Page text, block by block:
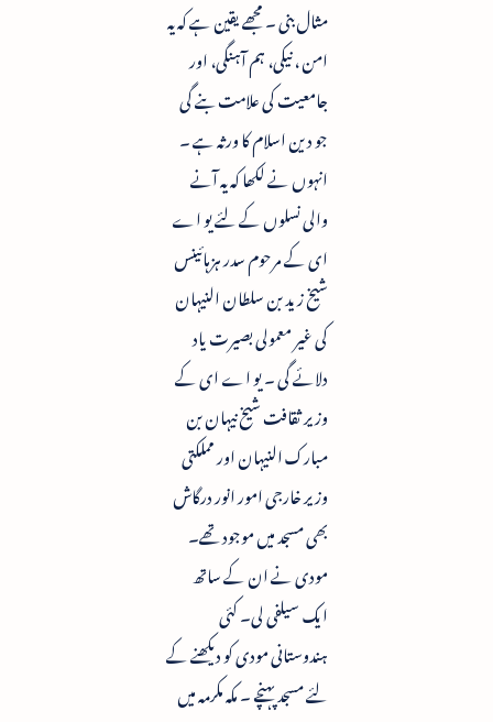
مثال بنی ۔ مجھے یقین ہے کہ یہ
امن ، نیکی، ہم آہنگی، اور
جامعیت کی علامت بنے گی
جو دین اسلام کا ورثہ ہے ۔
انہوں نے لکھا کہ یہ آنے
والی نسلوں کے لئے یو اے
ای کے مرحوم سدر ہزہائینس
شیخ زید بن سلطان النیہان
کی غیر معمولی بصیرت یاد
دلائے گی ۔ یو اے ای کے
وزیر ثقافت شیخ نیہان بن
مبارک النیہان اور مملکتی
وزیر خارجی امور انور درگاش
بھی مسجد میں موجود تھے۔
مودی نے ان کے ساتھ
ایک سیلفی لی۔ کئی
ہندوستانی مودی کو دیکھنے کے
لئے مسجد پہنچے ۔ مکہ مکرمہ میں